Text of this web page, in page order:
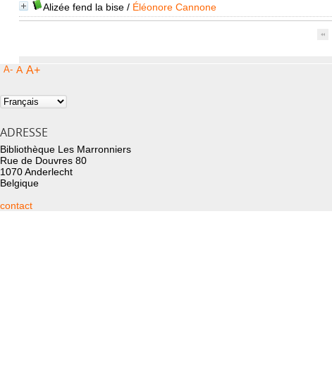
Alizée fend la bise/ Éléonore Cannone
A- A A+
ADRESSE
Bibliothèque Les Marronniers
Rue de Douvres 80
1070 Anderlecht
Belgique
contact